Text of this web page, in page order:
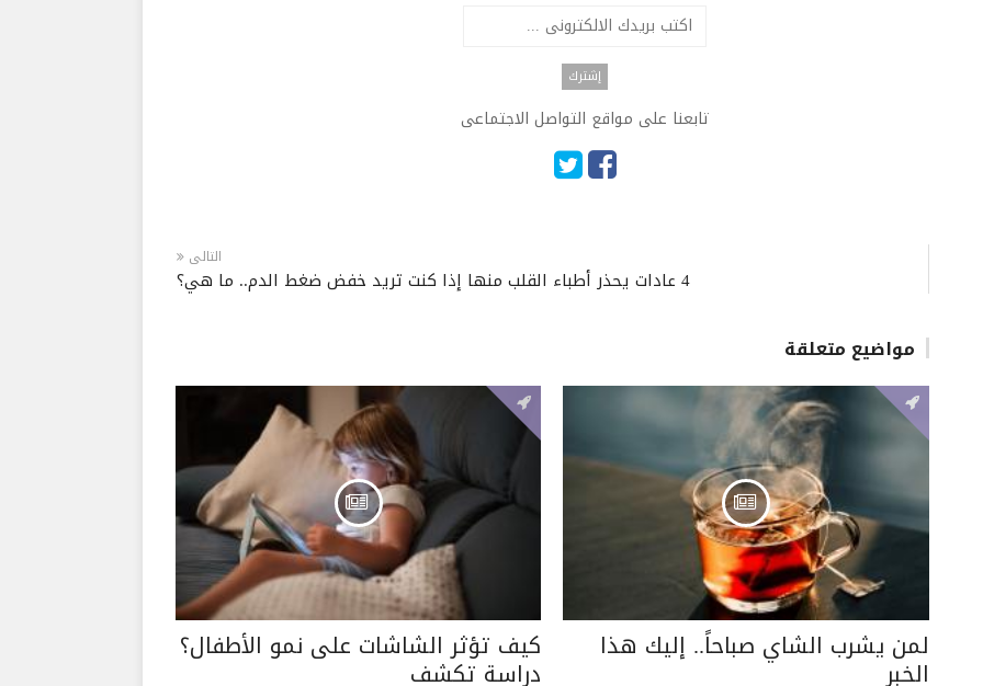
تابعنا على مواقع التواصل الاجتماعى
التالى
4 عادات يحذر أطباء القلب منها إذا كنت تريد خفض ضغط الدم.. ما هي؟
مواضيع متعلقة
لمن يشرب الشاي صباحاً.. إليك هذا
الخبر
كيف تؤثر الشاشات على نمو الأطفال؟
دراسة تكشف